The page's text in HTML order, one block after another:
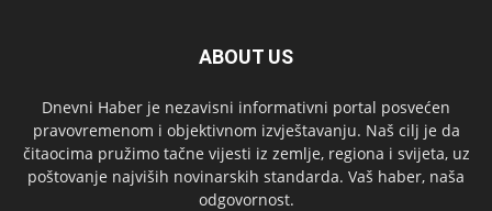
ABOUT US
Dnevni Haber je nezavisni informativni portal posvećen
pravovremenom i objektivnom izvještavanju. Naš cilj je da
čitaocima pružimo tačne vijesti iz zemlje, regiona i svijeta, uz
poštovanje najviših novinarskih standarda. Vaš haber, naša
odgovornost.